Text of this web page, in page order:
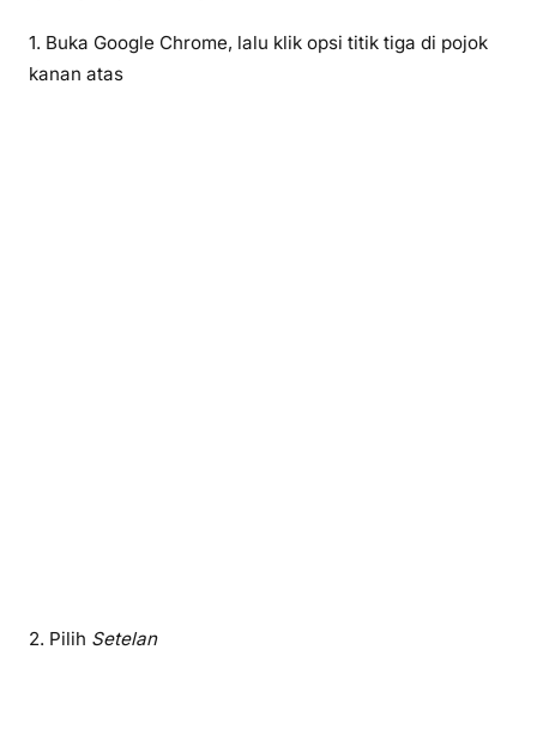
1. Buka Google Chrome, lalu klik opsi titik tiga di pojok
kanan atas
2. Pilih Setelan